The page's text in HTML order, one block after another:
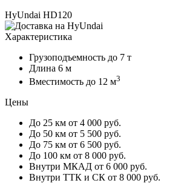
HyUndai HD120
Характеристика
Грузоподъемность до 7 т
Длина 6 м
Вместимость до 12 м3
Цены
До 25 км от 4 000 руб.
До 50 км от 5 500 руб.
До 75 км от 6 500 руб.
До 100 км от 8 000 руб.
Внутри МКАД от 6 000 руб.
Внутри ТТК и СК от 8 000 руб.